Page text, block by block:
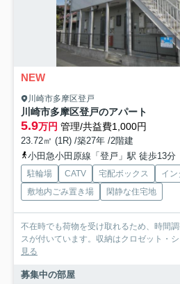
NEW
川崎市多摩区登戸
川崎市多摩区登戸のアパート
5.9万円 管理/共益費1,000円
23.72㎡ (1R) /築27年 /2階建
小田急小田原線「登戸」駅 徒歩13分
駐輪場 CATV 宅配ボックス
イ
敷地内ごみ置き場
閑静な住宅地
不在時でも荷物を受け取れるため、時間
スが付いています。収納はクロゼット・
見る
募集中の部屋